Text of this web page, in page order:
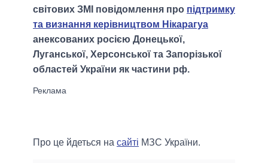
світових ЗМІ повідомлення про підтримку
та визнання керівництвом Нікарагуа
анексованих росією Донецької,
Луганської, Херсонської та Запорізької
областей України як частини рф.
Про це йдеться на сайті МЗС України.